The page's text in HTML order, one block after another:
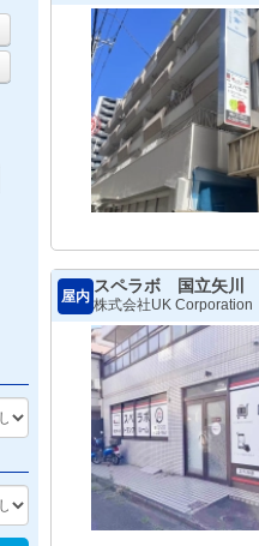
屋内
スペラボ 国立矢川
株式会社UK Corporation